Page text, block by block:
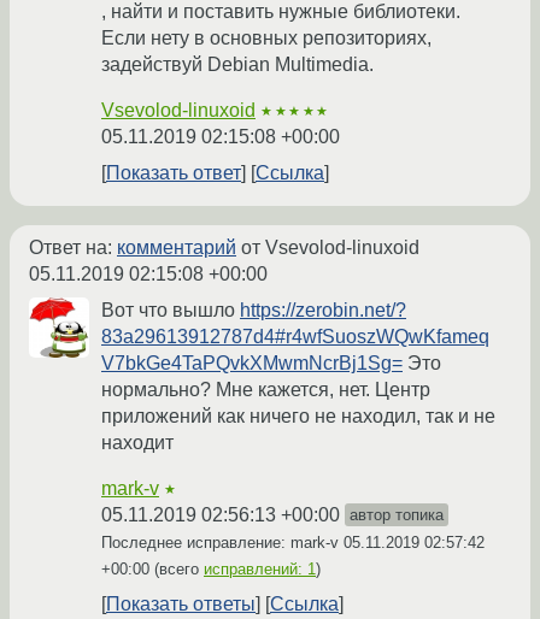
, найти и поставить нужные библиотеки.
Если нету в основных репозиториях,
задействуй Debian Multimedia.
Vsevolod-linuxoid ★★★★★
05.11.2019 02:15:08 +00:00
Показать ответ
Ссылка
Ответ на: комментарий от Vsevolod-linuxoid
05.11.2019 02:15:08 +00:00
Вот что вышлo https://zerobin.net/?
83a29613912787d4#r4wfSuoszWQwKfameq
V7bkGe4TaPQvkXMwmNcrBj1Sg= Это
нормально? Мне кажется, нет. Центр
приложений как ничего не находил, так и не
находит
mark-v ★
05.11.2019 02:56:13 +00:00 автор топика
Последнее исправление: mark-v 05.11.2019 02:57:42
+00:00 (всего исправлений: 1)
Показать ответы Ссылка